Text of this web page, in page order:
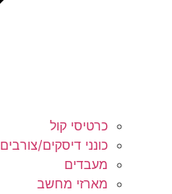
כרטיסי קול
כונני דיסקים/צורבים
מעבדים
מארזי מחשב